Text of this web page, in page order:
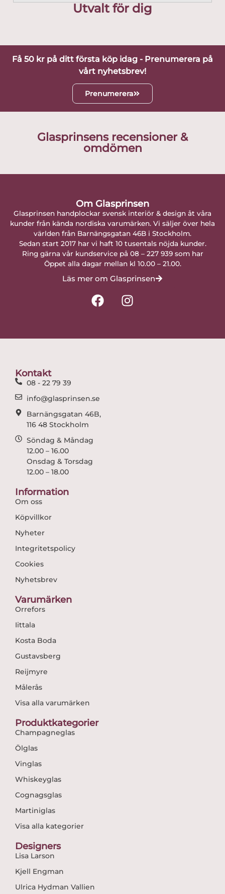
Utvalt för dig
Få 50 kr på ditt första köp idag - Prenumerera på
vårt nyhetsbrev!
Prenumerera
Glasprinsens recensioner &
omdömen
Om Glasprinsen
Glasprinsen handplockar svensk interiör & design åt våra
kunder från kända nordiska varumärken. Vi säljer över hela
världen från Barnängsgatan 46B i Stockholm.
Sedan start 2017 har vi haft 10 tusentals nöjda kunder.
Ring gärna vår kundservice på 08 – 227 939 som har
Öppet alla dagar mellan kl 10.00 – 21.00.
Läs mer om Glasprinsen
F
a
I
n
Kontakt
08 - 22 79 39
info@glasprinsen.se
Barnängsgatan 46B,
116 48 Stockholm
Söndag & Måndag
12.00 – 16.00
Onsdag & Torsdag
12.00 – 18.00
Information
Om oss
Köpvillkor
Nyheter
Integritetspolicy
Cookies
Nyhetsbrev
Varumärken
Orrefors
Iittala
Kosta Boda
Gustavsberg
Reijmyre
Målerås
Visa alla varumärken
Produktkategorier
Champagneglas
Ölglas
Vinglas
Whiskeyglas
Cognagsglas
Martiniglas
Visa alla kategorier
Designers
Lisa Larson
Kjell Engman
Ulrica Hydman Vallien